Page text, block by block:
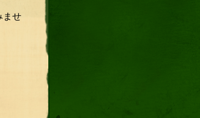
ませ